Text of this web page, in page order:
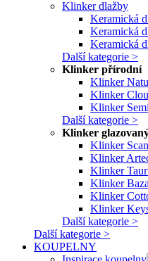
Klinker dlažby
Keramická
Keramická
Keramická
Další kategorie >
Klinker přírodní
Klinker
Klinker
Klinker
Další kategorie >
Klinker
Klinker
Klinker
Klinker
Klinker
Klinker
Klinker
Další kategorie >
Další kategorie >
KOUPELNY